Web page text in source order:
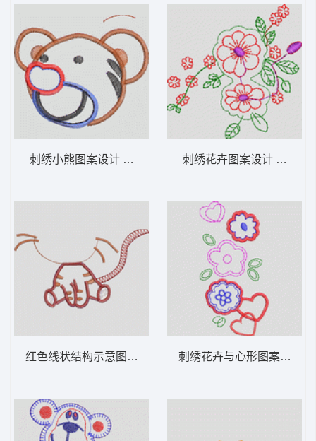
刺绣小熊图案设计 卡通童装章标贴布
红色线状结构示意图 卡通童装章标贴布
刺绣花卉图案